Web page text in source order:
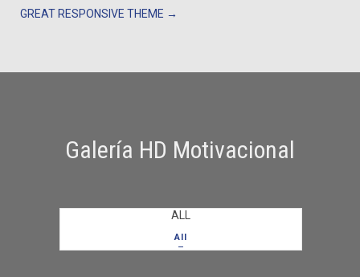
GREAT RESPONSIVE THEME →
Galería HD Motivacional
ALL
All